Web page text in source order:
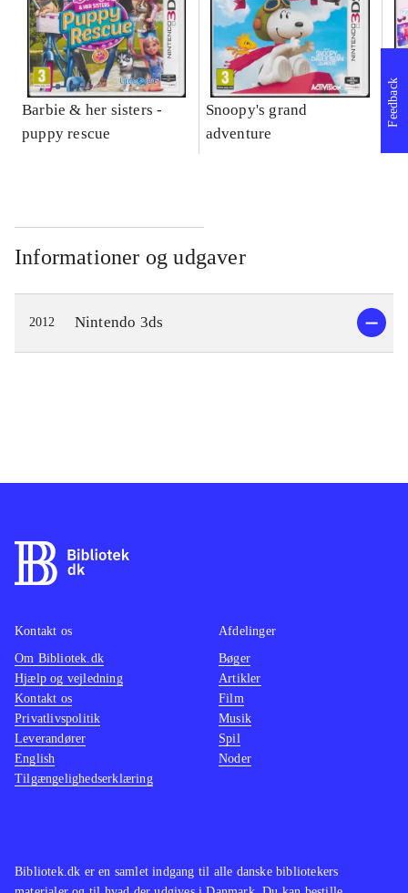
Barbie & her sisters -
puppy rescue
Snoopy's grand
adventure
Informationer og udgaver
2012 Nintendo 3ds
Feedback
Bibliotek.dk er en samlet indgang til alle danske bibliotekers
Kontakt os
Om Bibliotek.dk
Hjælp og vejledning
Kontakt os
Privatlivspolitik
Leverandører
English
Tilgængelighedserklæring
Afdelinger
Bøger
Artikler
Film
Musik
Spil
Noder